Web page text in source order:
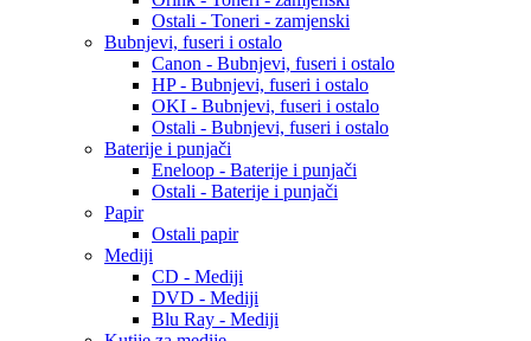
Ostali - Toneri - zamjenski
Bubnjevi, fuseri i ostalo
Canon - Bubnjevi, fuseri i ostalo
HP - Bubnjevi, fuseri i ostalo
OKI - Bubnjevi, fuseri i ostalo
Ostali - Bubnjevi, fuseri i ostalo
Baterije i punjači
Eneloop - Baterije i punjači
Ostali - Baterije i punjači
Papir
Ostali papir
Mediji
CD - Mediji
DVD - Mediji
Blu Ray - Mediji